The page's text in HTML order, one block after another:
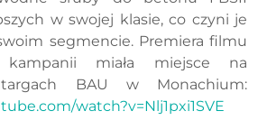
w swojej klasie, co czyni je
segmencie. Premiera filmu
kampanii miała miejsce na
BAU w Monachium:
watch?v=Nlj1pxi1SVE